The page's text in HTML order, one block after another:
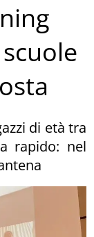
di età tra
rapido: nel